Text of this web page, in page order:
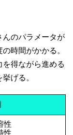
んのパラメータが
時間がかかる。
得ながら進める
げる。
性
性